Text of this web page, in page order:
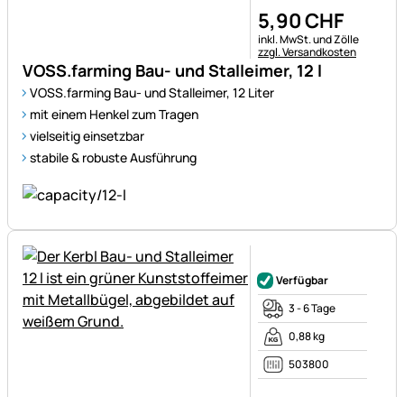
VOSS.farming Bau- und Stalleimer, 12 l
VOSS.farming Bau- und Stalleimer, 12 Liter
mit einem Henkel zum Tragen
vielseitig einsetzbar
stabile & robuste Ausführung
5,90CHF
Steuerhinweis:
inkl. MwSt. und Zölle
zzgl. Versandkosten
Verfügbar
3 - 6 Tage
0,88 kg
503800